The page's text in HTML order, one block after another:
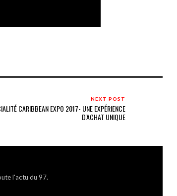
NEXT POST
CARIBBEAN EXPO 2017- UNE EXPÉRIENCE
D'ACHAT UNIQUE
l'actu du 97.